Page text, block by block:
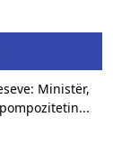
Ministër,